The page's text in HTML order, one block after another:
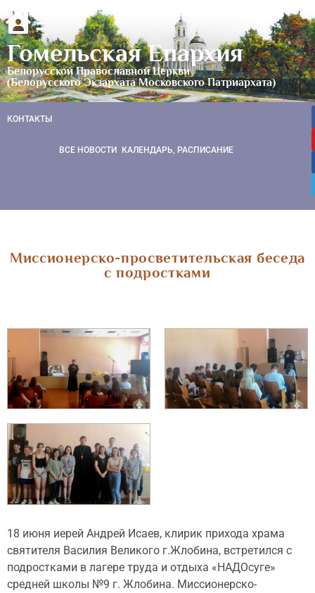
Гомельская Епархия
Белорусской Православной Церкви
(Белорусского Экзархата Московского Патриархата)
КОНТАКТЫ
ВСЕ НОВОСТИ КАЛЕНДАРЬ, РАСПИСАНИЕ
Миссионерско-просветительская беседа
с подростками
18 июня иерей Андрей Исаев, клирик прихода храма
святителя Василия Великого г.Жлобина, встретился с
подростками в лагере труда и отдыха «НАДОсуге»
средней школы №9 г. Жлобина. Миссионерско-